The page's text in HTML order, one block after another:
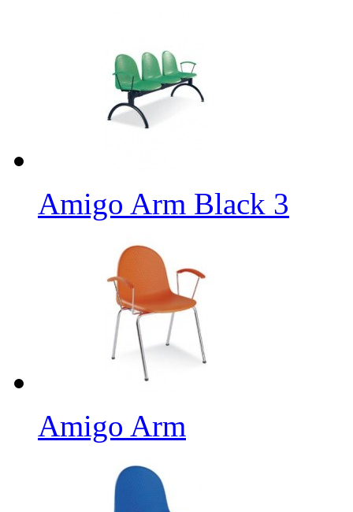
Amigo Arm Black 3
Amigo Arm